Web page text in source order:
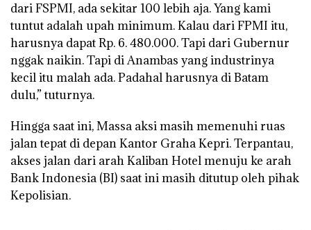
dari FSPMI, ada sekitar 100 lebih aja. Yang kami
tuntut adalah upah minimum. Kalau dari FPMI itu,
harusnya dapat Rp. 6. 480.000. Tapi dari Gubernur
nggak naikin. Tapi di Anambas yang industrinya
kecil itu malah ada. Padahal harusnya di Batam
dulu,” tuturnya.
Hingga saat ini, Massa aksi masih memenuhi ruas
jalan tepat di depan Kantor Graha Kepri. Terpantau,
akses jalan dari arah Kaliban Hotel menuju ke arah
Bank Indonesia (BI) saat ini masih ditutup oleh pihak
Kepolisian.